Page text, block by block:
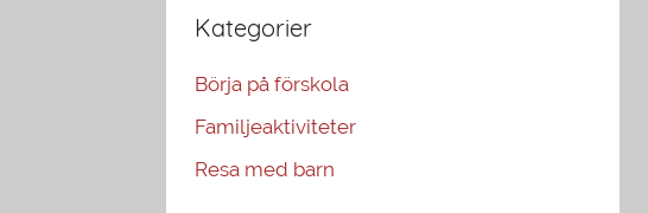
Kategorier
Börja på förskola
Familjeaktiviteter
Resa med barn